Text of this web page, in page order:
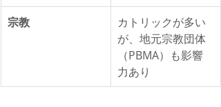
宗教
カトリックが多い
が、地元宗教団体
（PBMA）も影響
力あり